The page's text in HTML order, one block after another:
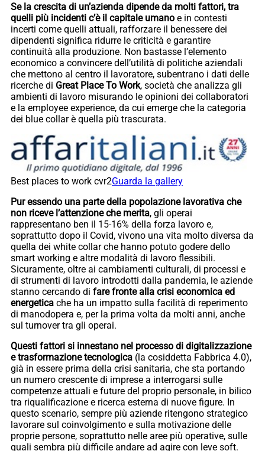
Se la crescita di un’azienda dipende da molti fattori, tra
quelli più incidenti c’è il capitale umano e in contesti
incerti come quelli attuali, rafforzare il benessere dei
dipendenti significa ridurre le criticità e garantire
continuità alla produzione. Non bastasse l’elemento
economico a convincere dell’utilità di politiche aziendali
che mettono al centro il lavoratore, subentrano i dati delle
ricerche di Great Place To Work, società che analizza gli
ambienti di lavoro misurando le opinioni dei collaboratori
e la employee experience, da cui emerge che la categoria
dei blue collar è quella più trascurata.
Best places to work cvr2Guarda la gallery
Pur essendo una parte della popolazione lavorativa che
non riceve l’attenzione che merita, gli operai
rappresentano ben il 15-16% della forza lavoro e,
soprattutto dopo il Covid, vivono una vita molto diversa da
quella dei white collar che hanno potuto godere dello
smart working e altre modalità di lavoro flessibili.
Sicuramente, oltre ai cambiamenti culturali, di processi e
di strumenti di lavoro introdotti dalla pandemia, le aziende
stanno cercando di fare fronte alla crisi economica ed
energetica che ha un impatto sulla facilità di reperimento
di manodopera e, per la prima volta da molti anni, anche
sul turnover tra gli operai.
Questi fattori si innestano nel processo di digitalizzazione
e trasformazione tecnologica (la cosiddetta Fabbrica 4.0),
già in essere prima della crisi sanitaria, che sta portando
un numero crescente di imprese a interrogarsi sulle
competenze attuali e future del proprio personale, in bilico
tra riqualificazione e ricerca esterna di nuove figure. In
questo scenario, sempre più aziende ritengono strategico
lavorare sul coinvolgimento e sulla motivazione delle
proprie persone, soprattutto nelle aree più operative, sulle
quali sembra più difficile andare ad agire con leve soft.